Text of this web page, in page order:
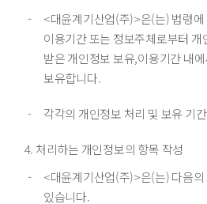
<대윤계기산업(주)>은(는) 법령에
이용기간 또는 정보주체로부터 개
받은 개인정보 보유,이용기간 내
보유합니다.
각각의 개인정보 처리 및 보유 기
처리하는 개인정보의 항목 작성
<대윤계기산업(주)>은(는) 다음
있습니다.